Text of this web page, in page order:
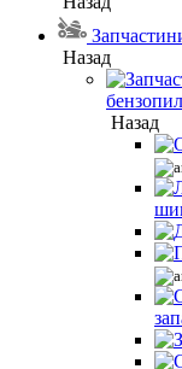
Назад
бензопил
Назад